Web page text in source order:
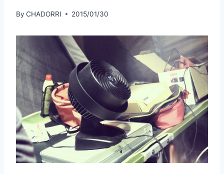
By CHADORRI 2015/01/30